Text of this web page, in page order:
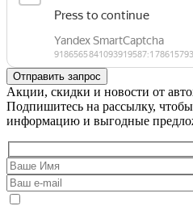
Акции, скидки и новости от
Подпишитесь на рассылку,
информацию и выгодные